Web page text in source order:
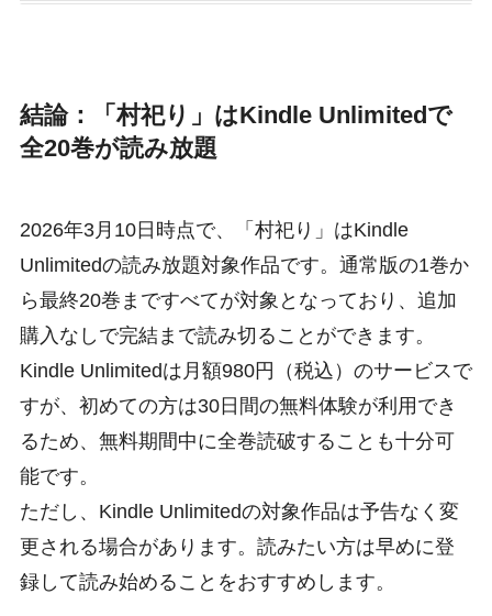
結論：「村祀り」はKindle Unlimitedで
全20巻が読み放題
2026年3月10日時点で、「村祀り」はKindle
Unlimitedの読み放題対象作品です。通常版の1巻か
ら最終20巻まですべてが対象となっており、追加
購入なしで完結まで読み切ることができます。
Kindle Unlimitedは月額980円（税込）のサービスで
すが、初めての方は30日間の無料体験が利用でき
るため、無料期間中に全巻読破することも十分可
能です。
ただし、Kindle Unlimitedの対象作品は予告なく変
更される場合があります。読みたい方は早めに登
録して読み始めることをおすすめします。